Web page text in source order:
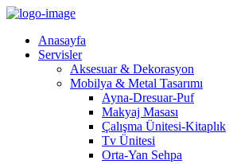
Anasayfa
Servisler
Aksesuar & Dekorasyon
Mobilya & Metal Tasarımı
Ayna-Dresuar-Puf
Makyaj Masası
Çalışma Ünitesi-Kitaplık
Tv Ünitesi
Orta-Yan Sehpa